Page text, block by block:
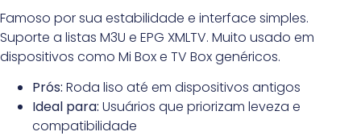
Famoso por sua estabilidade e interface simples.
Suporte a listas M3U e EPG XMLTV. Muito usado em
dispositivos como Mi Box e TV Box genéricos.
Prós: Roda liso até em dispositivos antigos
Ideal para: Usuários que priorizam leveza e
compatibilidade